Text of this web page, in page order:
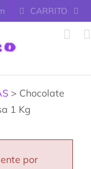
CARRITO
> Chocolate
1 Kg
por